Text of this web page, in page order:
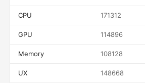
CPU 171312
GPU 114896
Memory 108128
UX 148668